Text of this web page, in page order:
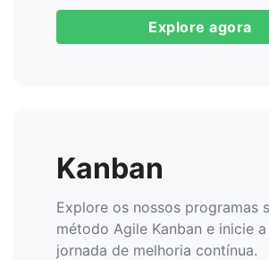
Explore agora
Kanban
Explore os nossos programas
método Agile Kanban e inicie a
jornada de melhoria contínua.